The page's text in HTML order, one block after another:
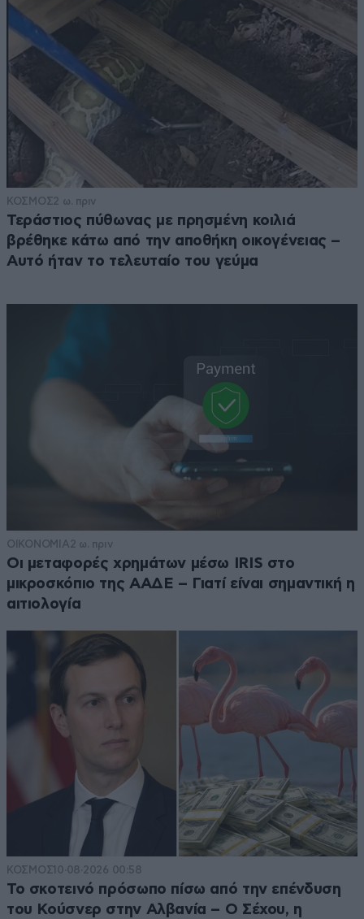
ΚΟΣΜΟΣ2 ω. πριν
Τεράστιος πύθωνας με πρησμένη κοιλιά
βρέθηκε κάτω από την αποθήκη οικογένειας –
Αυτό ήταν το τελευταίο του γεύμα
ΟΙΚΟΝΟΜΙΑ 2 ω. πριν
Οι μεταφορές χρημάτων μέσω IRIS στο
μικροσκόπιο της ΑΑΔΕ – Γιατί είναι σημαντική η
αιτιολογία
ΚΟΣΜΟΣ10·08·2026 00:58
Το σκοτεινό πρόσωπο πίσω από την επένδυση
του Κούσνερ στην Αλβανία – Ο Σέχου, η